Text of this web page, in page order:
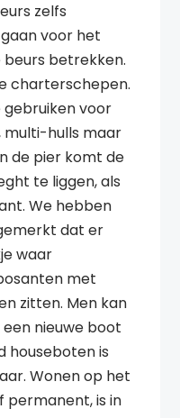
zelfs
gaan voor het
betrekken.
charterschepen.
voor
multi-hulls maar
de pier komt de
te liggen, als
We hebben
dat er
waar
met
zitten. Men kan
nieuwe boot
houseboten is
Wonen op het
permanent, is in